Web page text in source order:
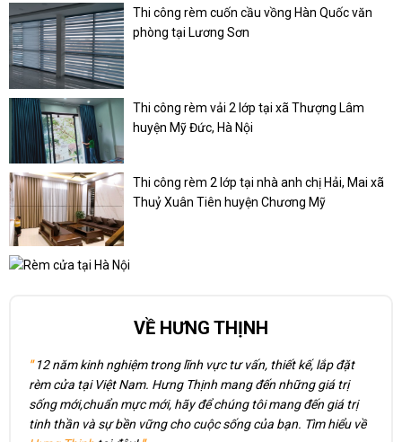
Thi công rèm cuốn cầu vồng Hàn Quốc văn
phòng tại Lương Sơn
Thi công rèm vải 2 lớp tại xã Thượng Lâm
huyện Mỹ Đức, Hà Nội
Thi công rèm 2 lớp tại nhà anh chị Hải, Mai xã
Thuỷ Xuân Tiên huyện Chương Mỹ
VỀ HƯNG THỊNH
"12 năm kinh nghiệm trong lĩnh vực tư vấn, thiết kế, lắp đặt
rèm cửa tại Việt Nam. Hưng Thịnh mang đến những giá trị
sống mới,chuẩn mực mới, hãy để chúng tôi mang đến giá trị
tinh thần và sự bền vững cho cuộc sống của bạn. Tìm hiểu về